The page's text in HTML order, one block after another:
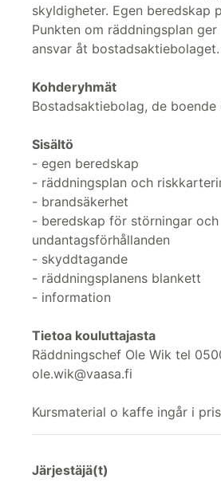
skyldigheter. Egen beredskap
Punkten om räddningsplan
ansvar åt bostadsaktiebolaget.
Kohderyhmät
Bostadsaktiebolag, de boende
Sisältö
- egen beredskap
- räddningsplan och
- brandsäkerhet
- beredskap för störningar och
undantagsförhållanden
- skyddtagande
- räddningsplanens blankett
- information
Tietoa kouluttajasta
Räddningschef Ole Wik tel
ole.wik@vaasa.fi
Kursmaterial o kaffe ingår i
Järjestäjä(t)